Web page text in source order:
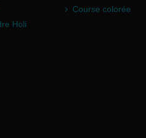
Holi
Course colorée